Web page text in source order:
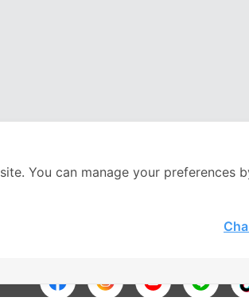
You can manage your preferences